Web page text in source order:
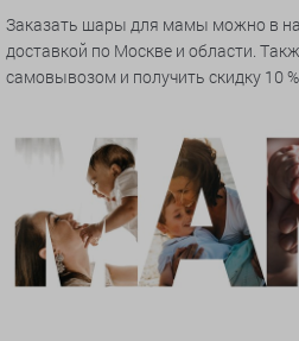
Заказать шары для мамы можно в
доставкой по Москве и области.
самовывозом и получить скидку 10